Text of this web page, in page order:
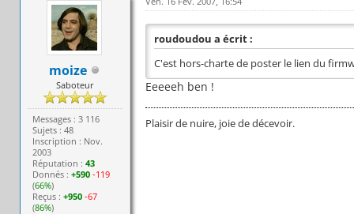
moize
Saboteur
Messages : 3 116
Sujets : 48
Inscription : Nov.
2003
Réputation :43
Donnés :+590 -119
(66%)
Reçus :+950 -67
(86%)
roudoudou a écrit :
C'est hors-charte de poster le lien du
Eeeeeh ben !
Plaisir de nuire, joie de décevoir.